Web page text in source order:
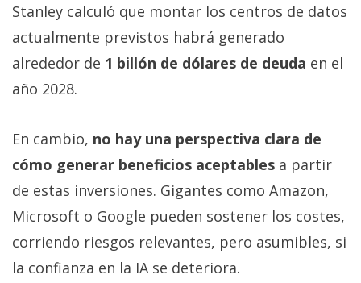
Stanley calculó que montar los centros de datos
actualmente previstos habrá generado
alrededor de 1 billón de dólares de deuda en el
año 2028.
En cambio, no hay una perspectiva clara de
cómo generar beneficios aceptables a partir
de estas inversiones. Gigantes como Amazon,
Microsoft o Google pueden sostener los costes,
corriendo riesgos relevantes, pero asumibles, si
la confianza en la IA se deteriora.